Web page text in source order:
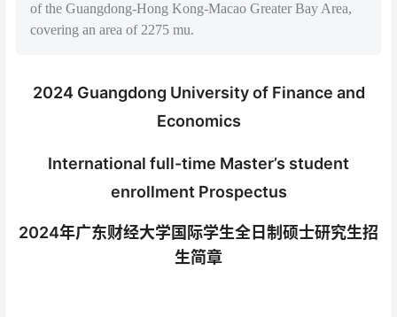
of the Guangdong-Hong Kong-Macao Greater Bay Area,
covering an area of 2275 mu.
2024 Guangdong University of Finance and
Economics
International full-time Master’s student
enrollment Prospectus
2024年广东财经大学国际学生全日制硕士研究生招
生简章